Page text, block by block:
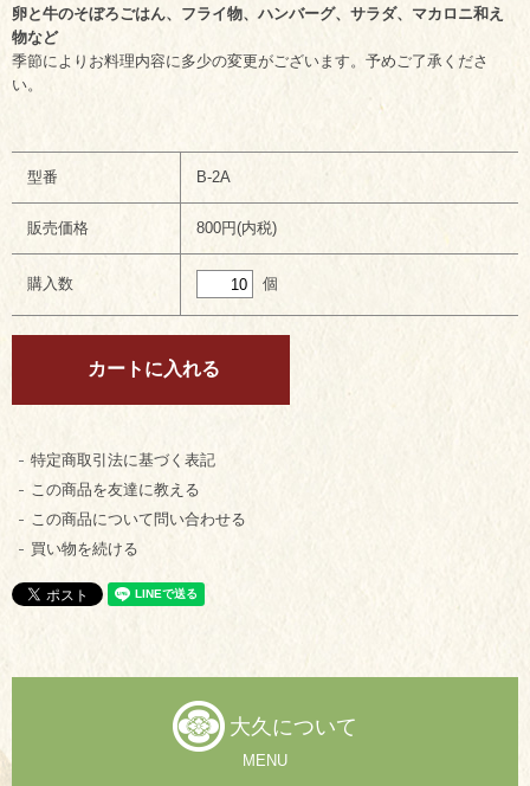
卵と牛のそぼろごはん、フライ物、ハンバーグ、サラダ、マカロニ和え
物など
季節によりお料理内容に多少の変更がございます。予めご了承くださ
い。
型番 B-2A
販売価格 800円(内税)
購入数 個
特定商取引法に基づく表記
この商品を友達に教える
この商品について問い合わせる
買い物を続ける
大久について
MENU